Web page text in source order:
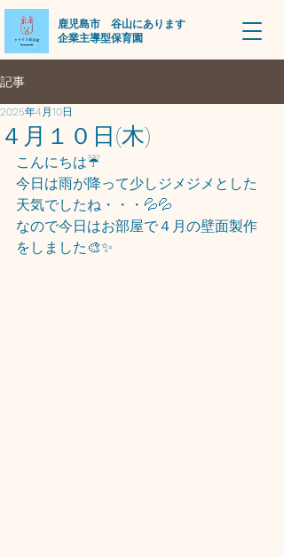
​鹿児島市 谷山にあります
企業主導型保育園
記事
４月１０日(木)
2025年4月10日
こんにちは☔
今日は雨が降って少しジメジメとした
天気でしたね・・・💦💦
なので今日はお部屋で４月の壁面製作
をしました🎨✨